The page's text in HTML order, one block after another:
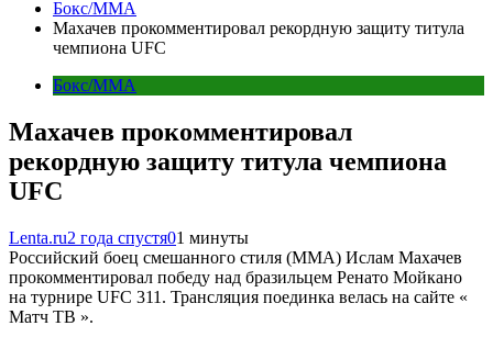
Бокс/MMA
Махачев прокомментировал рекордную защиту титула
чемпиона UFC
Бокс/MMA
Махачев прокомментировал
рекордную защиту титула чемпиона
UFC
Lenta.ru2 года спустя01 минуты
Российский боец смешанного стиля (MMA) Ислам Махачев
прокомментировал победу над бразильцем Ренато Мойкано
на турнире UFC 311. Трансляция поединка велась на сайте «
Матч ТВ ».